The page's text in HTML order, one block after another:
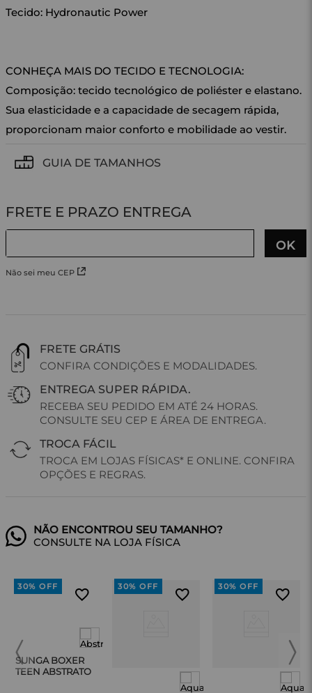
Tecido: Hydronautic Power
CONHEÇA MAIS DO TECIDO E TECNOLOGIA:
Composição: tecido tecnológico de poliéster e elastano.
Sua elasticidade e a capacidade de secagem rápida,
proporcionam maior conforto e mobilidade ao vestir.
GUIA DE TAMANHOS
Não sei meu CEP
FRETE GRÁTIS
CONFIRA CONDIÇÕES E MODALIDADES.
ENTREGA SUPER RÁPIDA.
RECEBA SEU PEDIDO EM ATÉ 24 HORAS.
CONSULTE SEU CEP E ÁREA DE ENTREGA.
TROCA FÁCIL
TROCA EM LOJAS FÍSICAS* E ONLINE. CONFIRA
OPÇÕES E REGRAS.
CONSULTE NA LOJA FÍSICA
30% OFF
SUNGA BOXER
TEEN ABSTRATO
30% OFF 30% OFF